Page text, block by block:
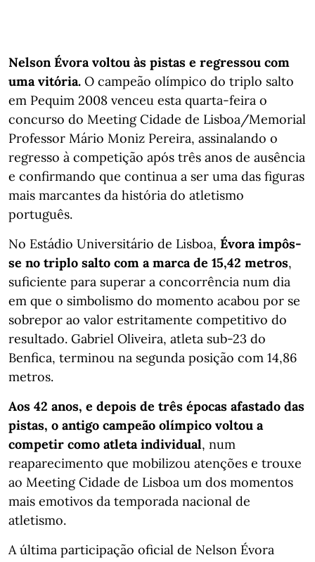
Nelson Évora voltou às pistas e regressou com
uma vitória. O campeão olímpico do triplo salto
em Pequim 2008 venceu esta quarta-feira o
concurso do Meeting Cidade de Lisboa/Memorial
Professor Mário Moniz Pereira, assinalando o
regresso à competição após três anos de ausência
e confirmando que continua a ser uma das figuras
mais marcantes da história do atletismo
português.
No Estádio Universitário de Lisboa, Évora impôs-
se no triplo salto com a marca de 15,42 metros,
suficiente para superar a concorrência num dia
em que o simbolismo do momento acabou por se
sobrepor ao valor estritamente competitivo do
resultado. Gabriel Oliveira, atleta sub-23 do
Benfica, terminou na segunda posição com 14,86
metros.
Aos 42 anos, e depois de três épocas afastado das
pistas, o antigo campeão olímpico voltou a
competir como atleta individual, num
reaparecimento que mobilizou atenções e trouxe
ao Meeting Cidade de Lisboa um dos momentos
mais emotivos da temporada nacional de
atletismo.
A última participação oficial de Nelson Évora